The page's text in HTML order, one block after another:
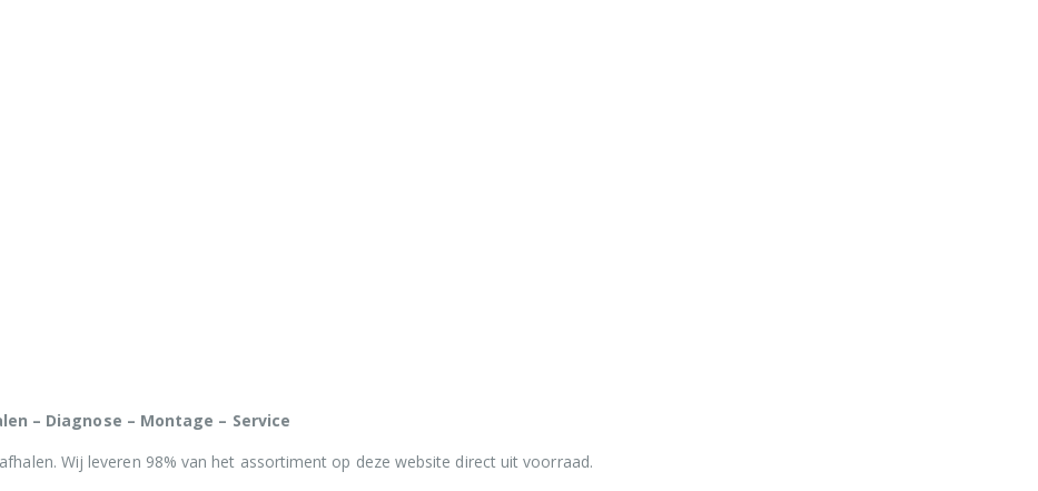
– Diagnose – Montage – Service
Wij leveren 98% van het assortiment op deze website direct uit voorraad.